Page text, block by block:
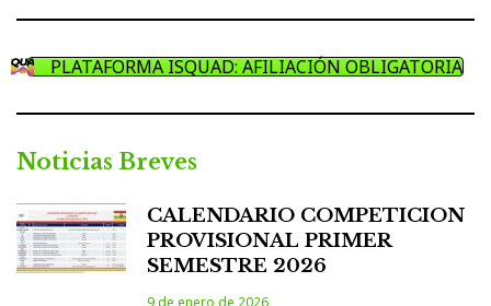
PLATAFORMA ISQUAD: AFILIACIÓN OBLIGATORIA
Noticias Breves
CALENDARIO COMPETICION
PROVISIONAL PRIMER
SEMESTRE 2026
9 de enero de 2026